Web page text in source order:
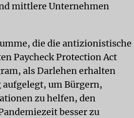
mittlere Unternehmen
die die antizionistische
Paycheck Protection Act
als Darlehen erhalten
aufgelegt, um Bürgern,
zu helfen, den
besser zu